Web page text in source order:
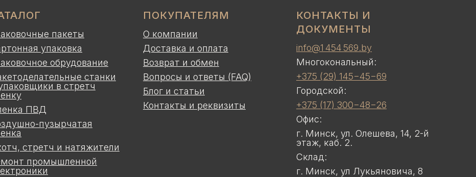
пакеты
упаковка
обрудование
станки
в стретч
ПВД
пузырчатая
стретч и натяжители
промышленной
ПОКУПАТЕЛЯМ
О компании
Доставка и оплата
Возврат и обмен
Вопросы и ответы (FAQ)
Блог и статьи
Контакты и реквизиты
КОНТАКТЫ И
ДОКУМЕНТЫ
info@1 454 569.by
Многокональный:
+375 (29) 145−45−69
Городской:
+375 (17) 300−48−26
Офис:
г. Минск, ул. Олешева, 14, 2-й
этаж, каб. 2.
Склад:
г. Минск, ул Лукьяновича, 8